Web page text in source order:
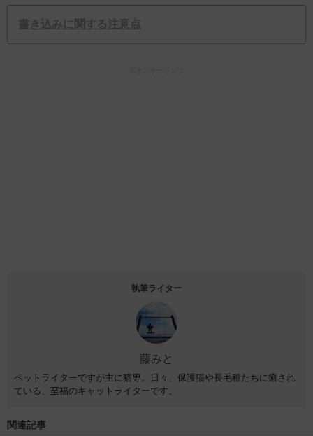
書き込みに関する注意点
執筆ライター
藤みと
ペットライターですが主に猫専。日々、保護猫や長毛種たちに癒され
ている、至福のキャットライターです。
関連記事